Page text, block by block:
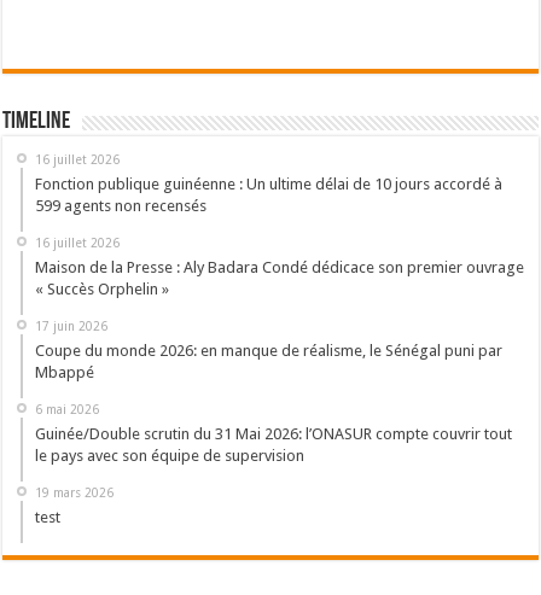
Timeline
16 juillet 2026
Fonction publique guinéenne : Un ultime délai de 10 jours accordé à
599 agents non recensés
16 juillet 2026
Maison de la Presse : Aly Badara Condé dédicace son premier ouvrage
« Succès Orphelin »
17 juin 2026
Coupe du monde 2026: en manque de réalisme, le Sénégal puni par
Mbappé
6 mai 2026
Guinée/Double scrutin du 31 Mai 2026: l’ONASUR compte couvrir tout
le pays avec son équipe de supervision
19 mars 2026
test